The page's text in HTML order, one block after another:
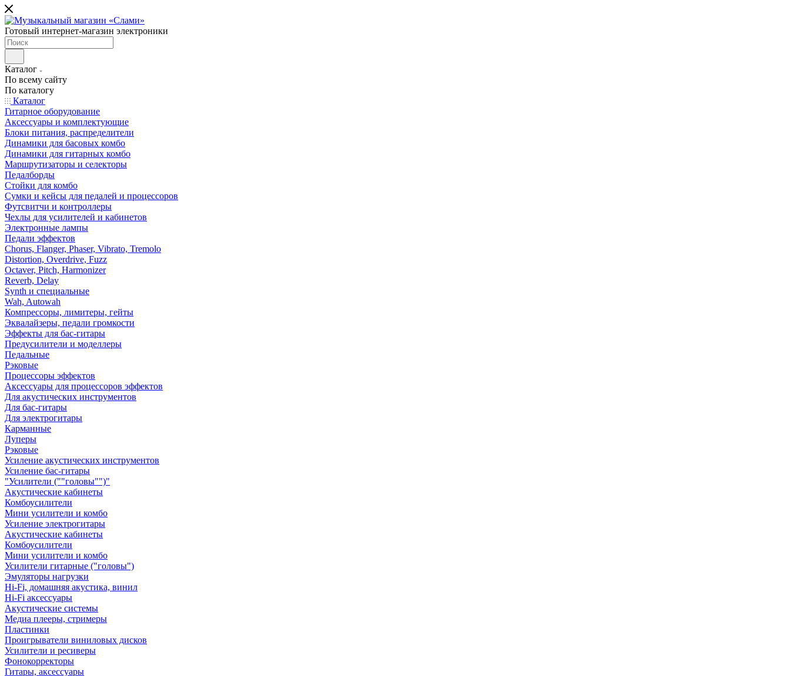
Готовый интернет-магазин электроники
Каталог
По всему сайту
По каталогу
Каталог
Гитарное оборудование
Аксессуары и комплектующие
Блоки питания, распределители
Динамики для басовых комбо
Динамики для гитарных комбо
Маршрутизаторы и селекторы
Педалборды
Стойки для комбо
Сумки и кейсы для педалей и процессоров
Футсвитчи и контроллеры
Чехлы для усилителей и кабинетов
Электронные лампы
Педали эффектов
Chorus, Flanger, Phaser, Vibrato, Tremolo
Distortion, Overdrive, Fuzz
Octaver, Pitch, Harmonizer
Reverb, Delay
Synth и специальные
Wah, Autowah
Компрессоры, лимитеры, гейты
Эквалайзеры, педали громкости
Эффекты для бас-гитары
Предусилители и моделлеры
Педальные
Рэковые
Процессоры эффектов
Аксессуары для процессоров эффектов
Для акустических инструментов
Для бас-гитары
Для электрогитары
Карманные
Луперы
Рэковые
Усиление акустических инструментов
Усиление бас-гитары
"Усилители (""головы"")"
Акустические кабинеты
Комбоусилители
Мини усилители и комбо
Усиление электрогитары
Акустические кабинеты
Комбоусилители
Мини усилители и комбо
Усилители гитарные ("головы")
Эмуляторы нагрузки
Hi-Fi, домашняя акустика, винил
Hi-Fi аксессуары
Акустические системы
Медиа плееры, стримеры
Пластинки
Проигрыватели виниловых дисков
Усилители и ресиверы
Фонокорректоры
Гитары, аксессуары